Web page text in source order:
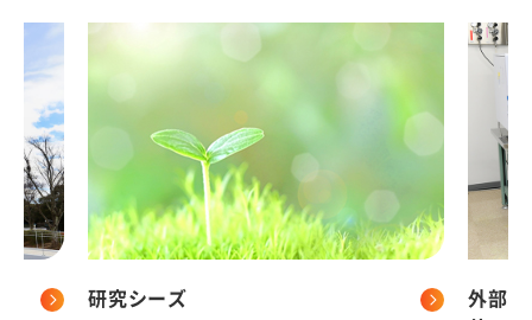
研究シーズ
外部